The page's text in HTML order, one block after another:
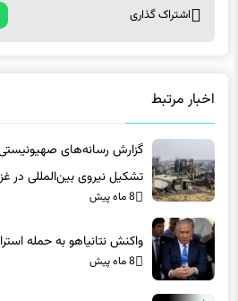
گزارش رسانه‌های صهیونیستی
تشکیل نیروی بین‌المللی در
8 ماه پیش
8 ماه پیش